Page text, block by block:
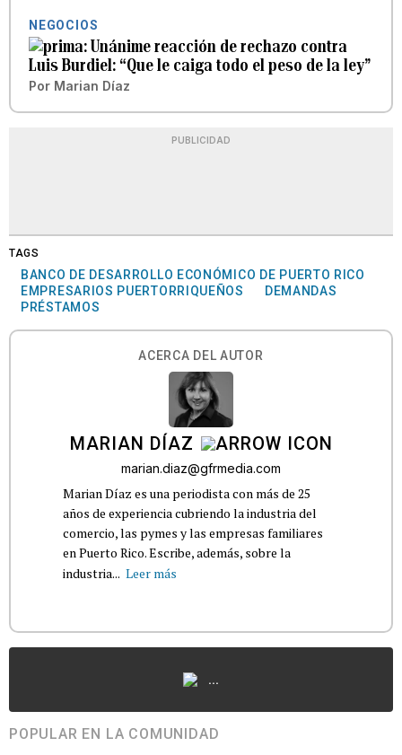
NEGOCIOS
Unánime reacción de rechazo contra
Luis Burdiel: “Que le caiga todo el peso de la ley”
Por Marian Díaz
PUBLICIDAD
TAGS
BANCO DE DESARROLLO ECONÓMICO DE PUERTO RICO
EMPRESARIOS PUERTORRIQUEÑOS
DEMANDAS
PRÉSTAMOS
ACERCA DEL AUTOR
MARIAN DÍAZ
marian.diaz@gfrmedia.com
Marian Díaz es una periodista con más de 25
años de experiencia cubriendo la industria del
comercio, las pymes y las empresas familiares
en Puerto Rico. Escribe, además, sobre la
industria... Leer más
...
POPULAR EN LA COMUNIDAD